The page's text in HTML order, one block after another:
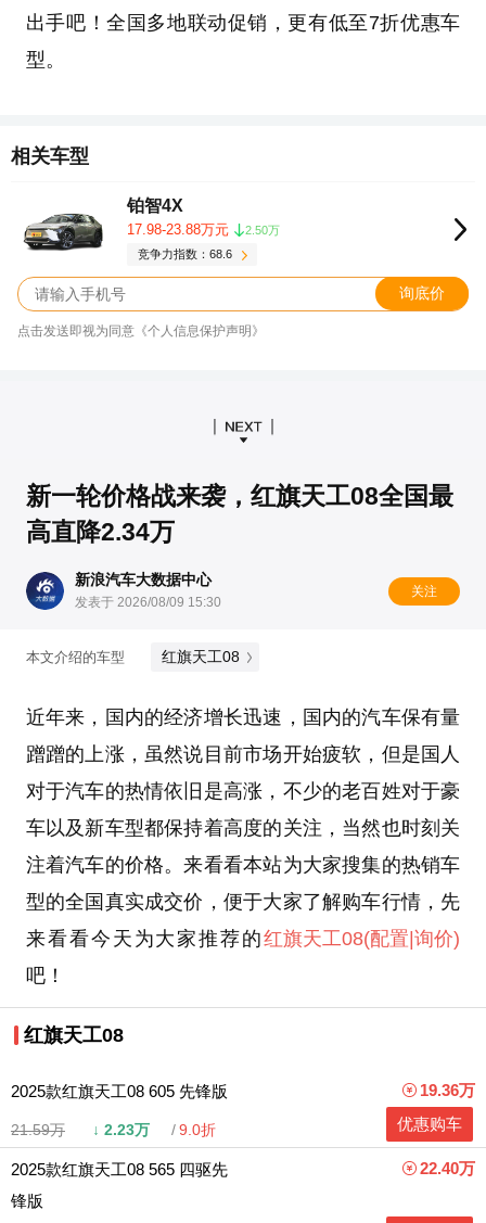
出手吧！全国多地联动促销，更有低至7折优惠车
型。
相关车型
铂智4X
17.98-23.88万元
2.50万
竞争力指数：68.6
询底价
点击发送即视为同意《个人信息保护声明》
新一轮价格战来袭，红旗天工08全国最
高直降2.34万
新浪汽车大数据中心
发表于 2026/08/09 15:30
关注
本文介绍的车型 红旗天工08
近年来，国内的经济增长迅速，国内的汽车保有量
蹭蹭的上涨，虽然说目前市场开始疲软，但是国人
对于汽车的热情依旧是高涨，不少的老百姓对于豪
车以及新车型都保持着高度的关注，当然也时刻关
注着汽车的价格。来看看本站为大家搜集的热销车
型的全国真实成交价，便于大家了解购车行情，先
来看看今天为大家推荐的红旗天工08(配置 |询价)
吧！
红旗天工08
2025款红旗天工08 605 先锋版
21.59万 ↓ 2.23万 9.0折
19.36万
优惠购车
2025款红旗天工08 565 四驱先
锋版
22.40万